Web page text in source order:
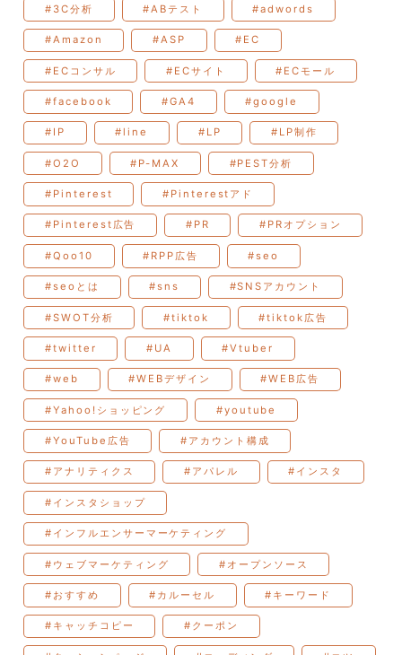
#3C分析 #ABテスト #adwords
#Amazon #ASP #EC
#ECコンサル #ECサイト #ECモール
#facebook #GA4 #google
#IP #line #LP #LP制作
#O2O #P-MAX #PEST分析
#Pinterest #Pinterestアド
#Pinterest広告 #PR #PRオプション
#Qoo10 #RPP広告 #seo
#seoとは #sns #SNSアカウント
#SWOT分析 #tiktok #tiktok広告
#twitter #UA #Vtuber
#web #WEBデザイン #WEB広告
#Yahoo!ショッピング #youtube
#YouTube広告 #アカウント構成
#アナリティクス #アパレル #インスタ
#インスタショップ
#インフルエンサーマーケティング
#ウェブマーケティング #オープンソース
#おすすめ #カルーセル #キーワード
#キャッチコピー #クーポン